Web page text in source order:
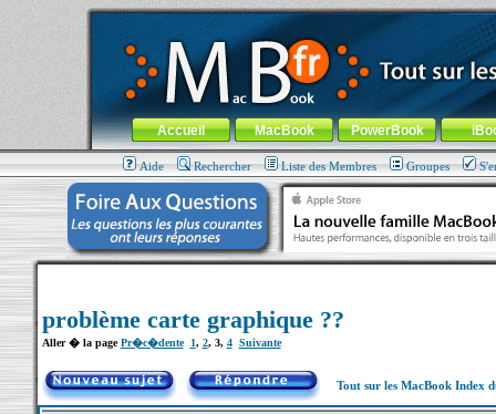
MacBook-fr.com : 100% Apple... 100% nomade !
Aller au contenu-Aller au menu général-Aller au menu de
Menu général
Accueil MacBook PowerBook
Aide Rechercher Liste des Membres Groupes
problème carte graphique ??
Aller � la pagePr�c�dente 1, 2, 3, 4 Suivante
Tout sur les MacBook Index